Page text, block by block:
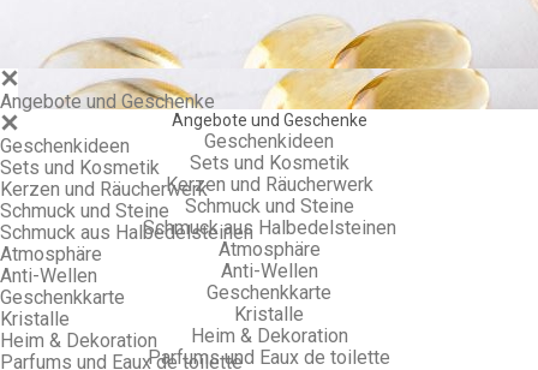
Angebote und Geschenke
Geschenkideen
Sets und Kosmetik
Kerzen und Räucherwerk
Schmuck und Steine
Schmuck aus Halbedelsteinen
Atmosphäre
Anti-Wellen
Geschenkkarte
Kristalle
Heim & Dekoration
Parfums und Eaux de toilette
Angebote und Geschenke
Geschenkideen
Sets und Kosmetik
Kerzen und Räucherwerk
Schmuck und Steine
Schmuck aus Halbedelsteinen
Atmosphäre
Anti-Wellen
Geschenkkarte
Kristalle
Heim & Dekoration
Parfums und Eaux de toilette